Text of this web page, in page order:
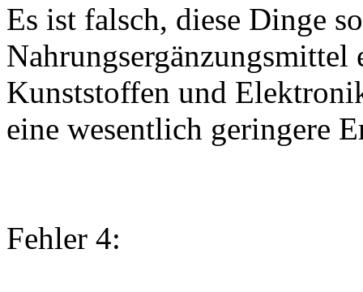
Es ist falsch, diese Dinge
Kunststoffen und
eine wesentlich geringere
Fehler 4: